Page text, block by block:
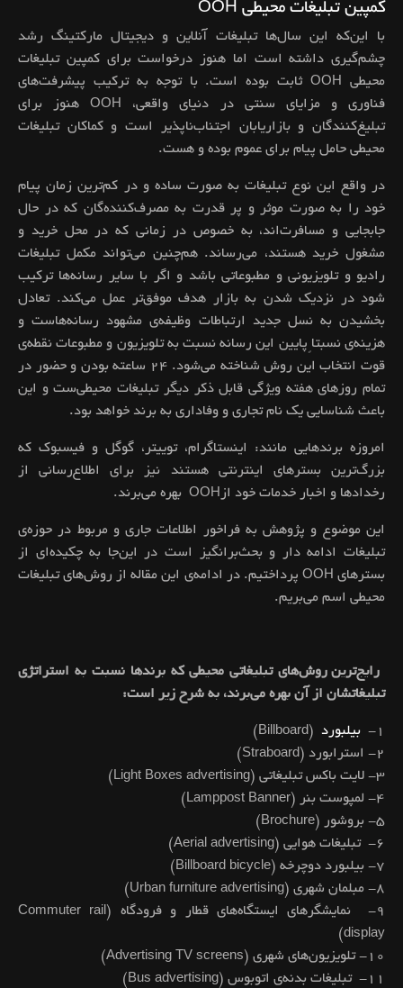
کمپین تبلیغات محیطی OOH
با این‌که این سال‌ها تبلیغات آنلاین و دیجیتال مارکتینگ رشد
چشم‌گیری داشته است اما هنوز درخواست برای کمپین تبلیغات
محیطی OOH ثابت بوده است. با توجه به ترکیب پیشرفت‌های
فناوری و مزایای سنتی در دنیای واقعی، OOH هنوز برای
تبلیغ‌کنندگان و بازاریابان اجتناب‌ناپذیر است و کماکان تبلیغات
محیطی حامل پیام برای عموم بوده و هست.
در واقع این نوع تبلیغات به صورت ساده و در کم‌ترین زمان پیام
خود را به صورت موثر و پر قدرت به مصرف‌کننده‌گان که در حال
جابجایی و مسافرت‌اند، به خصوص در زمانی که در محل خرید و
مشغول خرید هستند، می‌رساند. هم‌چنین می‌تواند مکمل تبلیغات
رادیو و تلویزیونی و مطبوعاتی باشد و اگر با سایر رسانه‌ها ترکیب
شود در نزدیک شدن به بازار هدف موفق‌تر عمل می‌کند. تعادل
بخشیدن به نسل جدید ارتباطات وظیفه‌ی مشهود رسانه‌هاست و
هزینه‌ی نسبتاً پایین این رسانه نسبت به تلویزیون و مطبوعات نقطه‌ی
قوت انتخاب این روش شناخته می‌شود. ۲۴ ساعته بودن و حضور در
تمام روزهای هفته ویژگی قابل ذکر دیگر تبلیغات محیطی‌ست و این
باعث شناسایی یک نام تجاری و وفاداری به برند خواهد بود.
امروزه برندهایی مانند: اینستاگرام، تويیتر، گوگل و فیسبوک که
بزرگ‌ترین بسترهای اینترنتی هستند نیز برای اطلاع‌رسانی از
رخدادها و اخبار خدمات خود ازOOH بهره می‌برند.
این موضوع و پژوهش به فراخور اطلاعات جاری و مربوط در حوزه‌ی
تبلیغات ادامه دار و بحث‌برانگیز است در این‌جا به چکیده‌ای از
بسترهای OOH پرداختیم. در ادامه‌ی این مقاله از روش‌های تبلیغات
محیطی اسم می‌بریم.
رایج‌ترین روش‌های تبلیغاتی محیطی که برندها نسبت به استراتژی
تبلیغاتشان از آن بهره می‌برند، به شرح زیر است:
۱- بیلبورد (Billboard)
۲- استرابورد (Straboard)
۳- لایت باکس تبلیغاتی (Light Boxes advertising)
۴- لمپوست بنر (Lamppost Banner)
۵- بروشور (Brochure)
۶- تبلیغات هوایی (Aerial advertising)
۷- بیلبورد دوچرخه (Billboard bicycle)
۸- مبلمان شهری (Urban furniture advertising)
۹- نمایشگرهای ایستگاه‌های قطار و فرودگاه (Commuter rail
display)
۱۰- تلویزیون‌های شهری (Advertising TV screens)
۱۱- تبلیغات بدنه‌ی اتوبوس (Bus advertising)